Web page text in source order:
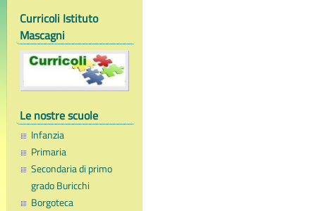
Curricoli Istituto
Mascagni
Le nostre scuole
Infanzia
Primaria
Secondaria di primo
grado Buricchi
Borgoteca